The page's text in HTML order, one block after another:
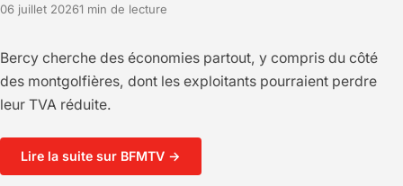
06 juillet 20261 min de lecture
Bercy cherche des économies partout, y compris du côté
des montgolfières, dont les exploitants pourraient perdre
leur TVA réduite.
Lire la suite sur BFMTV →